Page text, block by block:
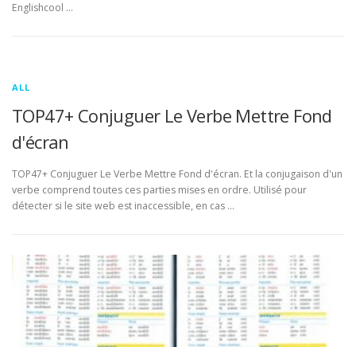
Englishcool …
ALL
TOP47+ Conjuguer Le Verbe Mettre Fond
d'écran
TOP47+ Conjuguer Le Verbe Mettre Fond d'écran. Et la conjugaison d'un
verbe comprend toutes ces parties mises en ordre. Utilisé pour
détecter si le site web est inaccessible, en cas …